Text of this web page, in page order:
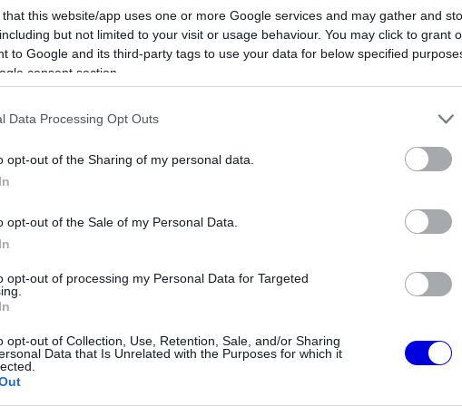
that this website/app uses one or more Google services and may gather and
but not limited to your visit or usage behaviour. You may click to grant
to Google and its third-party tags to use your data for below specified
consent section.
Data Processing Opt Outs
opt-out of the Sharing of my personal data.
opt-out of the Sale of my Personal Data.
opt-out of processing my Personal Data for Targeted
opt-out of Collection, Use, Retention, Sale, and/or Sharing
Data that Is Unrelated with the Purposes for which it
hallgat a
FORMA-1
kapcsolatban